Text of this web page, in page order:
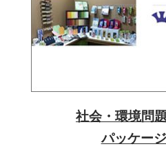
社会・環境問
パッケー